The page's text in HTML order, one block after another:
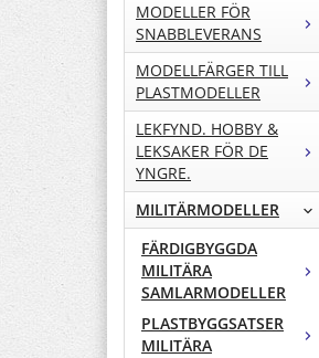
MODELLER FÖR
SNABBLEVERANS
MODELLFÄRGER TILL
PLASTMODELLER
LEKFYND. HOBBY &
LEKSAKER FÖR DE
YNGRE.
MILITÄRMODELLER
FÄRDIGBYGGDA
MILITÄRA
SAMLARMODELLER
PLASTBYGGSATSER
MILITÄRA